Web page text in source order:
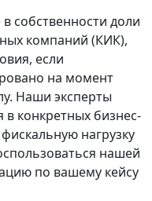
собственности доли
компаний (КИК),
если
на момент
Наши эксперты
в конкретных бизнес-
нагрузку
нашей
по вашему кейсу